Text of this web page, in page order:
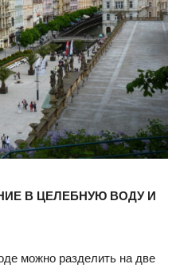
В ЦЕЛЕБНУЮ ВОДУ И
можно разделить на две